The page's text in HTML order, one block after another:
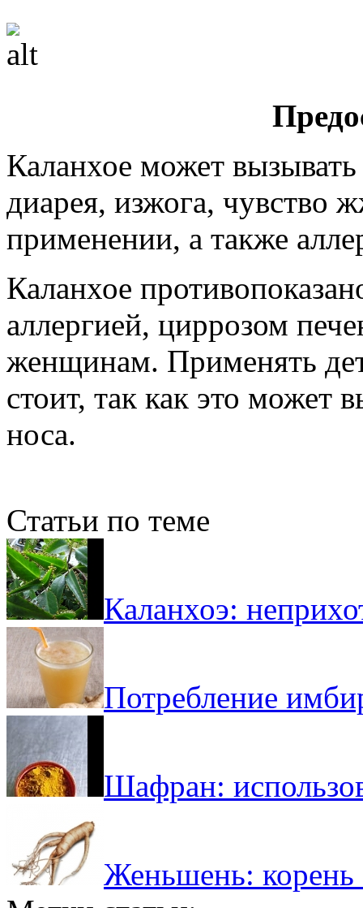
Каланхое может
диарея, изжога, чувство
применении, а также
Каланхое
аллергией, циррозом
женщинам. Применять
стоит, так как это может
носа.
Статьи по теме
Каланхоэ:
Потребление
Шафран:
Женьшень: корень